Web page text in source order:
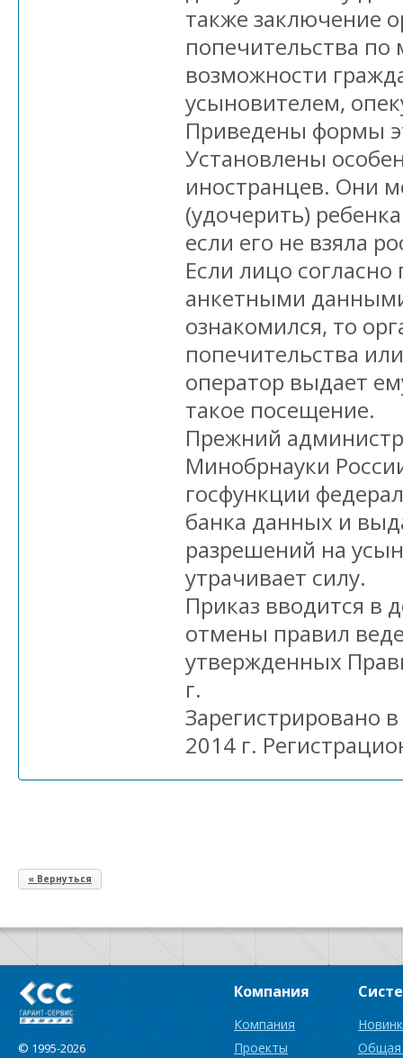
также заключение
попечительства по
возможности
усыновителем,
Приведены формы
Установлены
иностранцев. Они
(удочерить)
если его не взяла
Если лицо согласно
анкетными
ознакомился, то
попечительства
оператор выдает
такое посещение.
Прежний
Минобрнауки
госфункции
банка данных и
разрешений на
утрачивает силу.
Приказ вводится в
отмены правил
утвержденных
г.
Зарегистрировано
2014 г.
« Вернуться
© 1995-2026
Компания
Компания
Проекты
Общая